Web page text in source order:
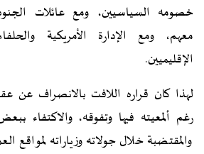
خصومه السياسيين، ومع عائلات
معهم، ومع الإدارة الأمريكية
الإقليميين.
لهذا كان قراره اللافت بالانصراف عن
رغم ألمعيته فيها وتفوقه، والاكتفاء
والمقتضبة خلال جولاته وزياراته لمواقع